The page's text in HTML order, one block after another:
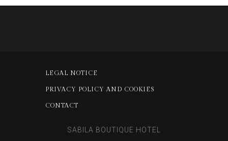
LEGAL NOTICE
PRIVACY POLICY AND COOKIES
CONTACT
SABILA BOUTIQUE HOTEL